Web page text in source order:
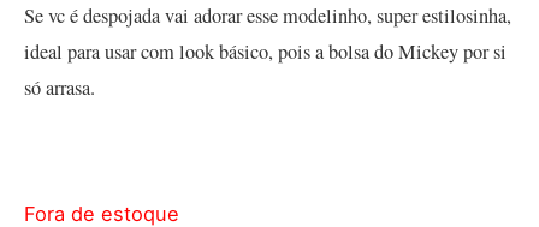
Se vc é despojada vai adorar esse modelinho, super estilosinha,
ideal para usar com look básico, pois a bolsa do Mickey por si
só arrasa.
Fora de estoque